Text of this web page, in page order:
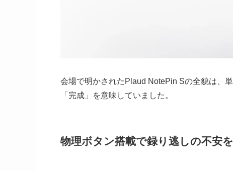
会場で明かされたPlaud NotePin Sの全貌は、
「完成」を意味していました。
物理ボタン搭載で録り逃しの不安